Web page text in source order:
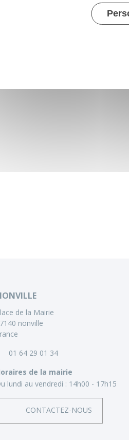
se rendre au Royaume-Uni
de la Mairie
nonville
01 64 29 01 34
de la mairie
lundi au vendredi : 14h00 - 17h15
CONTACTEZ-NOUS